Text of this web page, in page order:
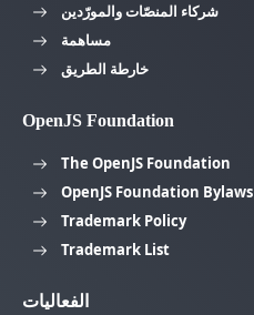
شركاء المنصّات والمورّدين
مساهمة
خارطة الطريق
OpenJS Foundation
The OpenJS Foundation
OpenJS Foundation Bylaws
Trademark Policy
Trademark List
الفعاليات